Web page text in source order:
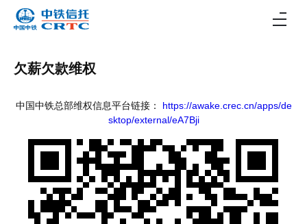
欠薪欠款维权
中国中铁总部维权信息平台链接： https://awake.crec.cn/apps/de
sktop/external/eA7Bji